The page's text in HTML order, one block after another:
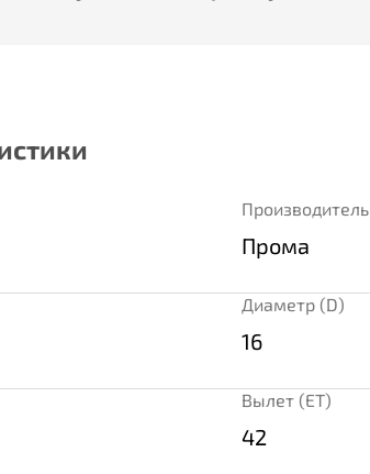
Производитель
Прома
Диаметр (D)
16
Вылет (ET)
42